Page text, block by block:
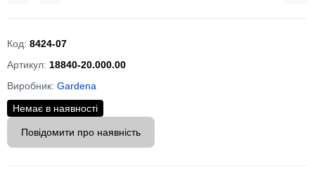
Код: 8424-07
Артикул: 18840-20.000.00
Виробник: Gardena
Немає в наявності
Повідомити про наявність